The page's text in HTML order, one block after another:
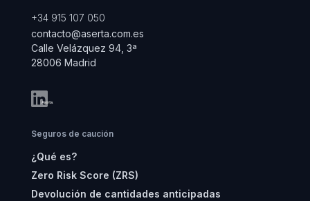
+34 915 107 050
contacto@aserta.com.es
Calle Velázquez 94, 3ª
28006 Madrid
Seguros de caución
¿Qué es?
Zero Risk Score (ZRS)
Devolución de cantidades anticipadas